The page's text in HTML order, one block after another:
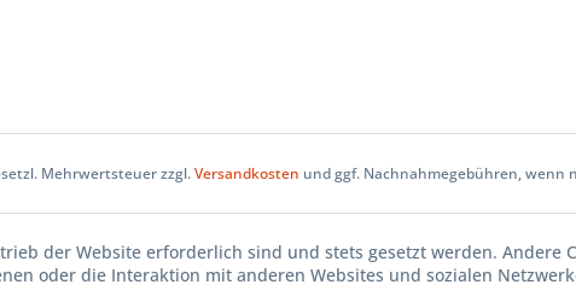
Mehrwertsteuer zzgl.Versandkosten und ggf. Nachnahmegebühren, wenn
der Website erforderlich sind und stets gesetzt werden. Andere
oder die Interaktion mit anderen Websites und sozialen